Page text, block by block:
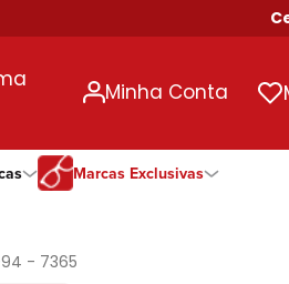
Minha Conta
Marcas Exclusivas
- 7365